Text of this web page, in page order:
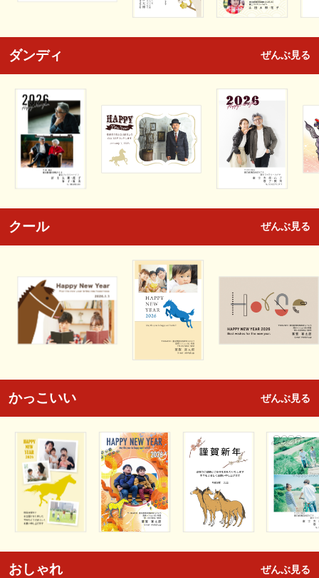
ダンディ ぜんぶ見る
クール ぜんぶ見る
かっこいい ぜんぶ見る
おしゃれ ぜんぶ見る